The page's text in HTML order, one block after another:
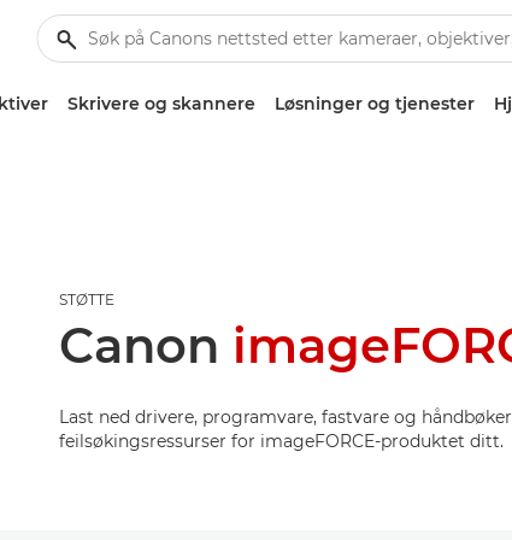
Skrivere og skannere Løsninger og tjenester
STØTTE
Canon
Last ned drivere, programvare, fastvare og
feilsøkingsressurser for imageFORCE-produktet ditt.